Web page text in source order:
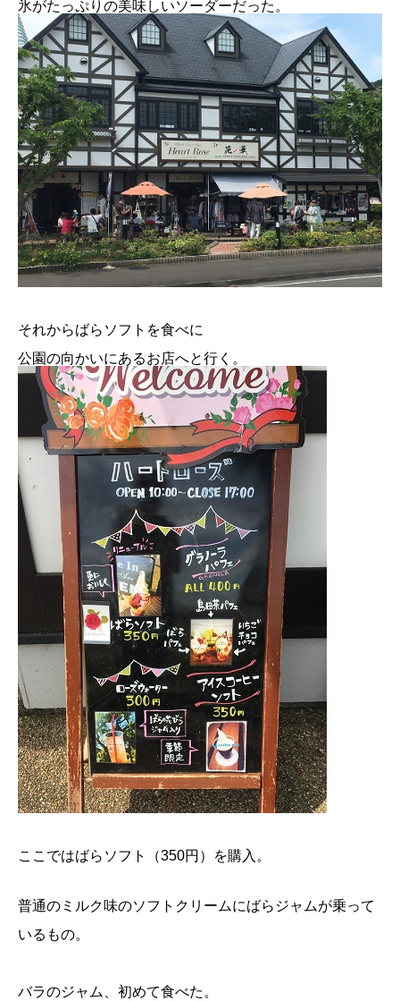
氷がたっぷりの美味しいソーダーだった。
それからばらソフトを食べに
公園の向かいにあるお店へと行く。
ここではばらソフト（350円）を購入。
普通のミルク味のソフトクリームにばらジャムが乗って
いるもの。
バラのジャム、初めて食べた。